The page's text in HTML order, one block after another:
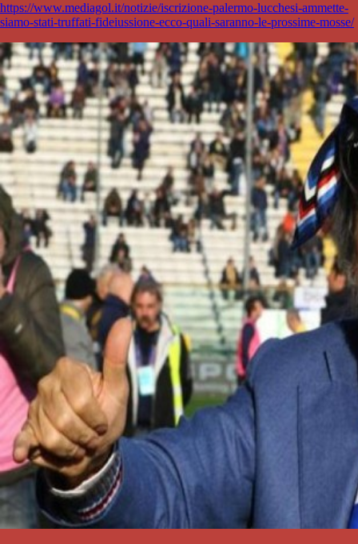
https://www.mediagol.it/notizie/iscrizione-palermo-lucchesi-ammette-
siamo-stati-truffati-fideiussione-ecco-quali-saranno-le-prossime-mosse/